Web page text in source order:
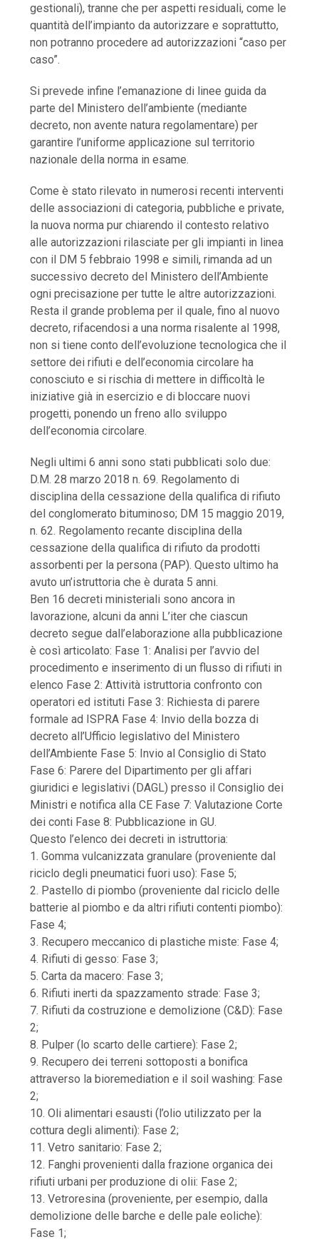
gestionali), tranne che per aspetti residuali, come le
quantità dell’impianto da autorizzare e soprattutto,
non potranno procedere ad autorizzazioni “caso per
caso”.
Si prevede infine l’emanazione di linee guida da
parte del Ministero dell’ambiente (mediante
decreto, non avente natura regolamentare) per
garantire l’uniforme applicazione sul territorio
nazionale della norma in esame.
Come è stato rilevato in numerosi recenti interventi
delle associazioni di categoria, pubbliche e private,
la nuova norma pur chiarendo il contesto relativo
alle autorizzazioni rilasciate per gli impianti in linea
con il DM 5 febbraio 1998 e simili, rimanda ad un
successivo decreto del Ministero dell’Ambiente
ogni precisazione per tutte le altre autorizzazioni.
Resta il grande problema per il quale, fino al nuovo
decreto, rifacendosi a una norma risalente al 1998,
non si tiene conto dell’evoluzione tecnologica che il
settore dei rifiuti e dell’economia circolare ha
conosciuto e si rischia di mettere in difficoltà le
iniziative già in esercizio e di bloccare nuovi
progetti, ponendo un freno allo sviluppo
dell’economia circolare.
Negli ultimi 6 anni sono stati pubblicati solo due:
D.M. 28 marzo 2018 n. 69. Regolamento di
disciplina della cessazione della qualifica di rifiuto
del conglomerato bituminoso; DM 15 maggio 2019,
n. 62. Regolamento recante disciplina della
cessazione della qualifica di rifiuto da prodotti
assorbenti per la persona (PAP). Questo ultimo ha
avuto un’istruttoria che è durata 5 anni.
Ben 16 decreti ministeriali sono ancora in
lavorazione, alcuni da anni L’iter che ciascun
decreto segue dall’elaborazione alla pubblicazione
è così articolato: Fase 1: Analisi per l’avvio del
procedimento e inserimento di un flusso di rifiuti in
elenco Fase 2: Attività istruttoria confronto con
operatori ed istituti Fase 3: Richiesta di parere
formale ad ISPRA Fase 4: Invio della bozza di
decreto all’Ufficio legislativo del Ministero
dell’Ambiente Fase 5: Invio al Consiglio di Stato
Fase 6: Parere del Dipartimento per gli affari
giuridici e legislativi (DAGL) presso il Consiglio dei
Ministri e notifica alla CE Fase 7: Valutazione Corte
dei conti Fase 8: Pubblicazione in GU.
Questo l’elenco dei decreti in istruttoria:
1. Gomma vulcanizzata granulare (proveniente dal
riciclo degli pneumatici fuori uso): Fase 5;
2. Pastello di piombo (proveniente dal riciclo delle
batterie al piombo e da altri rifiuti contenti piombo):
Fase 4;
3. Recupero meccanico di plastiche miste: Fase 4;
4. Rifiuti di gesso: Fase 3;
5. Carta da macero: Fase 3;
6. Rifiuti inerti da spazzamento strade: Fase 3;
7. Rifiuti da costruzione e demolizione (C&D): Fase
2;
8. Pulper (lo scarto delle cartiere): Fase 2;
9. Recupero dei terreni sottoposti a bonifica
attraverso la bioremediation e il soil washing: Fase
2;
10. Oli alimentari esausti (l’olio utilizzato per la
cottura degli alimenti): Fase 2;
11. Vetro sanitario: Fase 2;
12. Fanghi provenienti dalla frazione organica dei
rifiuti urbani per produzione di olii: Fase 2;
13. Vetroresina (proveniente, per esempio, dalla
demolizione delle barche e delle pale eoliche):
Fase 1;